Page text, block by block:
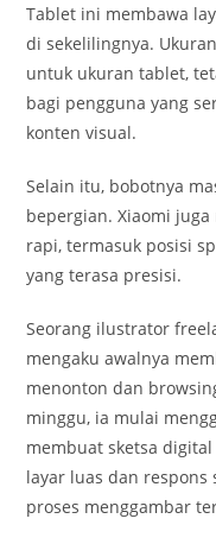
Tablet ini membawa
di sekelilingnya.
untuk ukuran tablet,
bagi pengguna yang
konten visual.
Selain itu, bobotnya
bepergian. Xiaomi
rapi, termasuk posisi
yang terasa presisi.
Seorang ilustrator
mengaku awalnya
menonton dan
minggu, ia mulai
membuat sketsa
layar luas dan
proses menggambar